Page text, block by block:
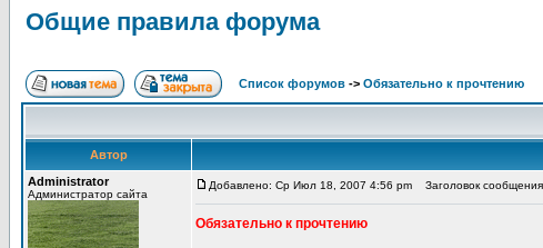
Общие правила форума
Список форумов -> Обязательно к прочтению
Автор
Administrator
Администратор сайта
Добавлено: Ср Июл 18, 2007 4:56 pm Заголовок
Обязательно к прочтению